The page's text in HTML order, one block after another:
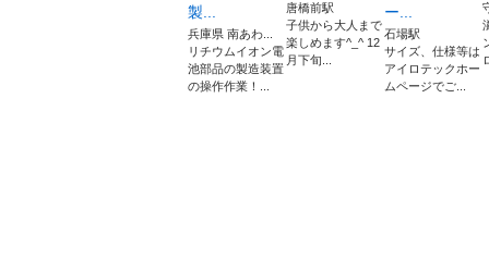
製...
兵庫県 南あわ...
リチウムイオン電
池部品の製造装置
の操作作業！...
唐橋前駅
子供から大人まで
楽しめます^_^ 12
月下旬...
ー...
石場駅
サイズ、仕様等は
アイロテックホー
ムページでご...